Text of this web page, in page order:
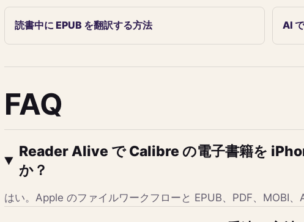
読書中に EPUB を翻訳する方法 AI
FAQ
Reader Alive で Calibre の電子書籍を
か？
はい。Apple のファイルワークフローと EPUB、PDF、MOBI、